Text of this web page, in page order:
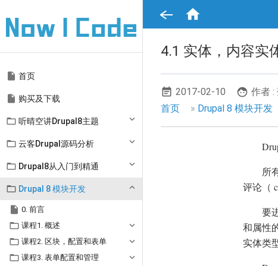
内

Main
navigation
 首页
 购买及下载
 听晴空讲Drupal8主题
 云客Drupal源码分析
 Drupal8从入门到精通
 Drupal 8 模块开发
 0. 前言
 课程1. 概述
 课程2. 区块，配置和表单
 课程3. 表单配置和管理
4.1 实体，内容实
2017-02-10 作者 :
面
包
首页 Drupal 8 模块开发
所
评论（
要
和属性
实体类